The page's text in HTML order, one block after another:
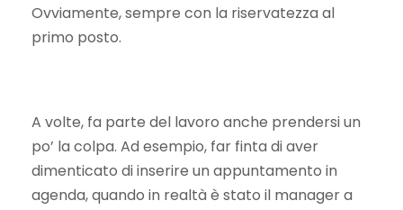
Ovviamente, sempre con la riservatezza al
primo posto.
A volte, fa parte del lavoro anche prendersi un
po’ la colpa. Ad esempio, far finta di aver
dimenticato di inserire un appuntamento in
agenda, quando in realtà è stato il manager a